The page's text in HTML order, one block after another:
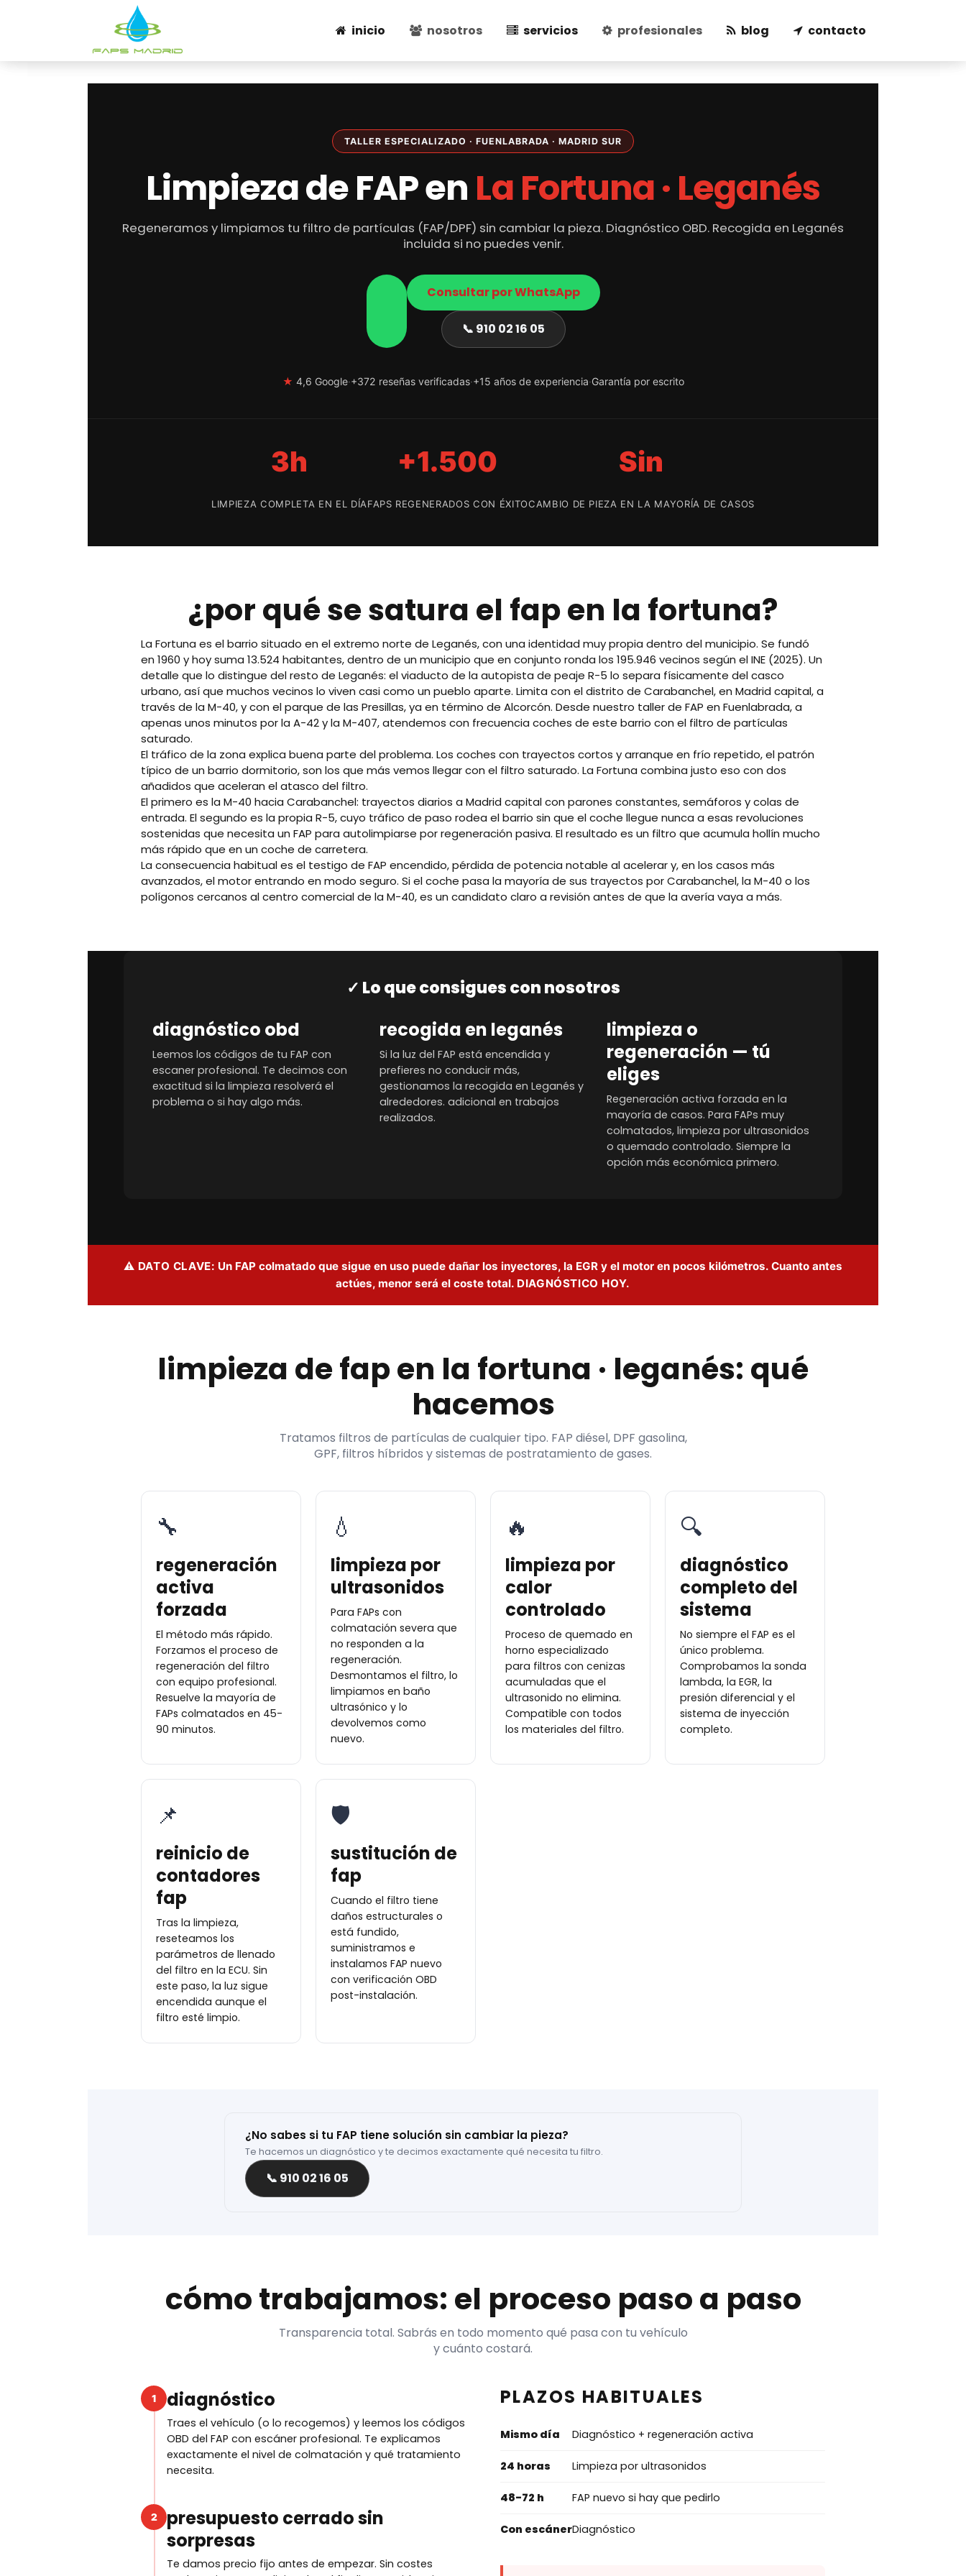
inicio nosotros servicios profesionales blog contacto
TALLER ESPECIALIZADO · FUENLABRADA · MADRID SUR
Limpieza de FAP en La Fortuna · Leganés
Regeneramos y limpiamos tu filtro de partículas (FAP/DPF) sin cambiar la pieza. Diagnóstico OBD. Recogida en Leganés
incluida si no puedes venir.
Consultar por WhatsApp
📞 910 02 16 05
★ 4,6 Google·+372 reseñas verificadas·+15 años de experiencia·Garantía por escrito
3h
LIMPIEZA COMPLETA EN EL DÍA
+1.500
FAPS REGENERADOS CON ÉXITO
Sin
CAMBIO DE PIEZA EN LA MAYORÍA DE CASOS
¿por qué se satura el fap en la fortuna?
La Fortuna es el barrio situado en el extremo norte de Leganés, con una identidad muy propia dentro del municipio. Se fundó
en 1960 y hoy suma 13.524 habitantes, dentro de un municipio que en conjunto ronda los 195.946 vecinos según el INE (2025). Un
detalle que lo distingue del resto de Leganés: el viaducto de la autopista de peaje R-5 lo separa físicamente del casco
urbano, así que muchos vecinos lo viven casi como un pueblo aparte. Limita con el distrito de Carabanchel, en Madrid capital, a
través de la M-40, y con el parque de las Presillas, ya en término de Alcorcón. Desde nuestro taller de FAP en Fuenlabrada, a
apenas unos minutos por la A-42 y la M-407, atendemos con frecuencia coches de este barrio con el filtro de partículas
saturado.
El tráfico de la zona explica buena parte del problema. Los coches con trayectos cortos y arranque en frío repetido, el patrón
típico de un barrio dormitorio, son los que más vemos llegar con el filtro saturado. La Fortuna combina justo eso con dos
añadidos que aceleran el atasco del filtro.
El primero es la M-40 hacia Carabanchel: trayectos diarios a Madrid capital con parones constantes, semáforos y colas de
entrada. El segundo es la propia R-5, cuyo tráfico de paso rodea el barrio sin que el coche llegue nunca a esas revoluciones
sostenidas que necesita un FAP para autolimpiarse por regeneración pasiva. El resultado es un filtro que acumula hollín mucho
más rápido que en un coche de carretera.
La consecuencia habitual es el testigo de FAP encendido, pérdida de potencia notable al acelerar y, en los casos más
avanzados, el motor entrando en modo seguro. Si el coche pasa la mayoría de sus trayectos por Carabanchel, la M-40 o los
polígonos cercanos al centro comercial de la M-40, es un candidato claro a revisión antes de que la avería vaya a más.
Lo que consigues con nosotros
diagnóstico obd
Leemos los códigos de tu FAP con
escaner profesional. Te decimos con
exactitud si la limpieza resolverá el
problema o si hay algo más.
recogida en leganés
Si la luz del FAP está encendida y
prefieres no conducir más,
gestionamos la recogida en Leganés y
alrededores. adicional en trabajos
realizados.
limpieza o
regeneración — tú
eliges
Regeneración activa forzada en la
mayoría de casos. Para FAPs muy
colmatados, limpieza por ultrasonidos
o quemado controlado. Siempre la
opción más económica primero.
⚠ DATO CLAVE: Un FAP colmatado que sigue en uso puede dañar los inyectores, la EGR y el motor en pocos kilómetros. Cuanto antes
actúes, menor será el coste total. DIAGNÓSTICO HOY.
limpieza de fap en la fortuna · leganés: qué
hacemos
Tratamos filtros de partículas de cualquier tipo. FAP diésel, DPF gasolina,
GPF, filtros híbridos y sistemas de postratamiento de gases.
🔧
regeneración
activa
forzada
El método más rápido.
Forzamos el proceso de
regeneración del filtro
con equipo profesional.
Resuelve la mayoría de
FAPs colmatados en 45-
90 minutos.
💧
limpieza por
ultrasonidos
Para FAPs con
colmatación severa que
no responden a la
regeneración.
Desmontamos el filtro, lo
limpiamos en baño
ultrasónico y lo
devolvemos como
nuevo.
🔥
limpieza por
calor
controlado
Proceso de quemado en
horno especializado
para filtros con cenizas
acumuladas que el
ultrasonido no elimina.
Compatible con todos
los materiales del filtro.
🔍
diagnóstico
completo del
sistema
No siempre el FAP es el
único problema.
Comprobamos la sonda
lambda, la EGR, la
presión diferencial y el
sistema de inyección
completo.
📌
reinicio de
contadores
fap
Tras la limpieza,
reseteamos los
parámetros de llenado
del filtro en la ECU. Sin
este paso, la luz sigue
encendida aunque el
filtro esté limpio.
🛡
sustitución de
fap
Cuando el filtro tiene
daños estructurales o
está fundido,
suministramos e
instalamos FAP nuevo
con verificación OBD
post-instalación.
¿No sabes si tu FAP tiene solución sin cambiar la pieza?
Te hacemos un diagnóstico y te decimos exactamente qué necesita tu filtro.
📞 910 02 16 05
cómo trabajamos: el proceso paso a paso
Transparencia total. Sabrás en todo momento qué pasa con tu vehículo
y cuánto costará.
1 diagnóstico
Traes el vehículo (o lo recogemos) y leemos los códigos
OBD del FAP con escáner profesional. Te explicamos
exactamente el nivel de colmatación y qué tratamiento
necesita.
2
presupuesto cerrado sin
sorpresas
Te damos precio fijo antes de empezar. Sin costes
PLAZOS HABITUALES
Mismo día Diagnóstico + regeneración activa
24 horas Limpieza por ultrasonidos
48-72 h FAP nuevo si hay que pedirlo
Con escánerDiagnóstico